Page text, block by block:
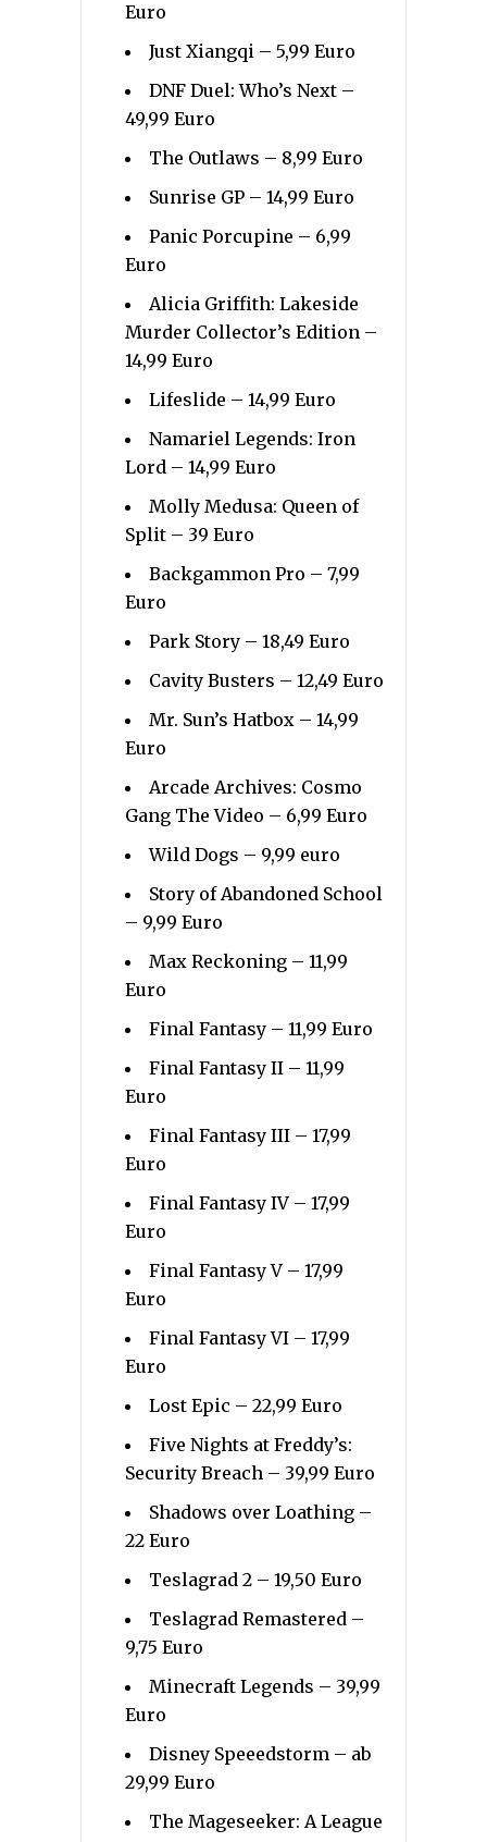
Euro
Just Xiangqi – 5,99 Euro
DNF Duel: Who’s Next –
49,99 Euro
The Outlaws – 8,99 Euro
Sunrise GP – 14,99 Euro
Panic Porcupine – 6,99
Euro
Alicia Griffith: Lakeside
Murder Collector’s Edition –
14,99 Euro
Lifeslide – 14,99 Euro
Namariel Legends: Iron
Lord – 14,99 Euro
Molly Medusa: Queen of
Split – 39 Euro
Backgammon Pro – 7,99
Euro
Park Story – 18,49 Euro
Cavity Busters – 12,49 Euro
Mr. Sun’s Hatbox – 14,99
Euro
Arcade Archives: Cosmo
Gang The Video – 6,99 Euro
Wild Dogs – 9,99 euro
Story of Abandoned School
– 9,99 Euro
Max Reckoning – 11,99
Euro
Final Fantasy – 11,99 Euro
Final Fantasy II – 11,99
Euro
Final Fantasy III – 17,99
Euro
Final Fantasy IV – 17,99
Euro
Final Fantasy V – 17,99
Euro
Final Fantasy VI – 17,99
Euro
Lost Epic – 22,99 Euro
Five Nights at Freddy’s:
Security Breach – 39,99 Euro
Shadows over Loathing –
22 Euro
Teslagrad 2 – 19,50 Euro
Teslagrad Remastered –
9,75 Euro
Minecraft Legends – 39,99
Euro
Disney Speeedstorm – ab
29,99 Euro
The Mageseeker: A League